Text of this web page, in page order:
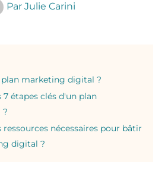
Par Julie Carini
marketing digital ?
7 étapes clés d'un plan
?
ressources nécessaires pour bâtir
digital ?